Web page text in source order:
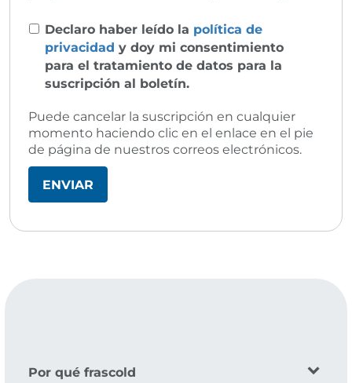
Declaro haber leído la política de
privacidad y doy mi consentimiento
para el tratamiento de datos para la
suscripción al boletín.
Puede cancelar la suscripción en cualquier
momento haciendo clic en el enlace en el pie
de página de nuestros correos electrónicos.
Por qué frascold